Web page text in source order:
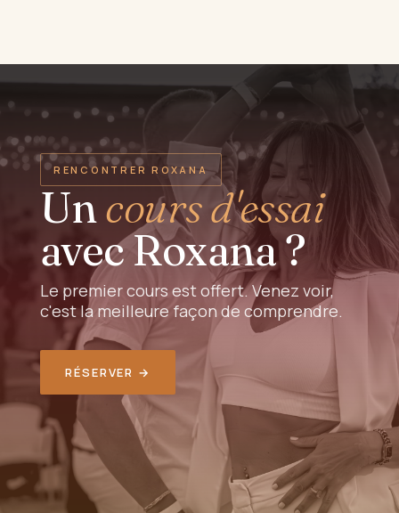
RENCONTRER ROXANA
Uncours d'essai
avec Roxana ?
Le premier cours est offert. Venez voir,
c'est la meilleure façon de comprendre.
RÉSERVER →